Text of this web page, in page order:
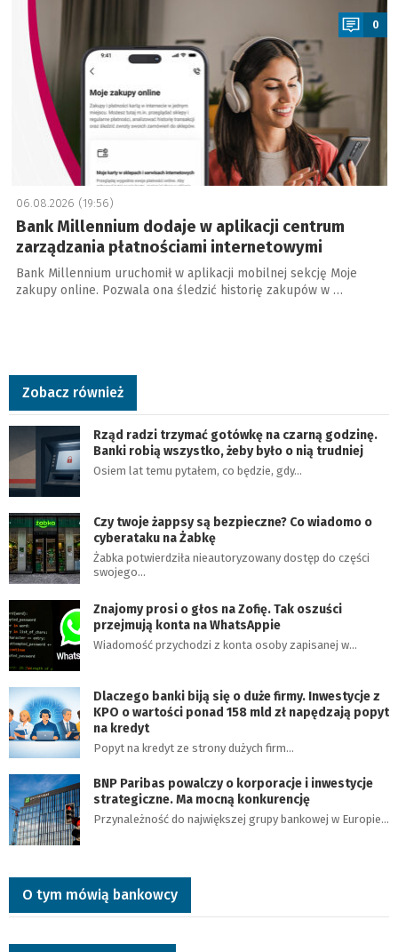
0
06.08.2026 (19:56)
Bank Millennium dodaje w aplikacji centrum
zarządzania płatnościami internetowymi
Bank Millennium uruchomił w aplikacji mobilnej sekcję Moje
zakupy online. Pozwala ona śledzić historię zakupów w …
Zobacz również
Rząd radzi trzymać gotówkę na czarną godzinę.
Banki robią wszystko, żeby było o nią trudniej
Osiem lat temu pytałem, co będzie, gdy…
Czy twoje żappsy są bezpieczne? Co wiadomo o
cyberataku na Żabkę
Żabka potwierdziła nieautoryzowany dostęp do części
swojego…
Znajomy prosi o głos na Zofię. Tak oszuści
przejmują konta na WhatsAppie
Wiadomość przychodzi z konta osoby zapisanej w…
Dlaczego banki biją się o duże firmy. Inwestycje z
KPO o wartości ponad 158 mld zł napędzają popyt
na kredyt
Popyt na kredyt ze strony dużych firm…
BNP Paribas powalczy o korporacje i inwestycje
strategiczne. Ma mocną konkurencję
Przynależność do największej grupy bankowej w Europie…
O tym mówią bankowcy